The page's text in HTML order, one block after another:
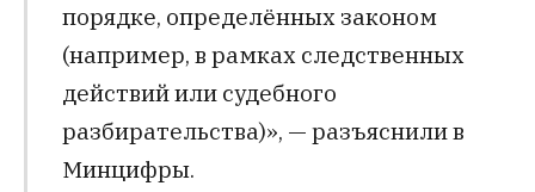
порядке, определённых законом
(например, в рамках следственных
действий или судебного
разбирательства)», — разъяснили в
Минцифры.